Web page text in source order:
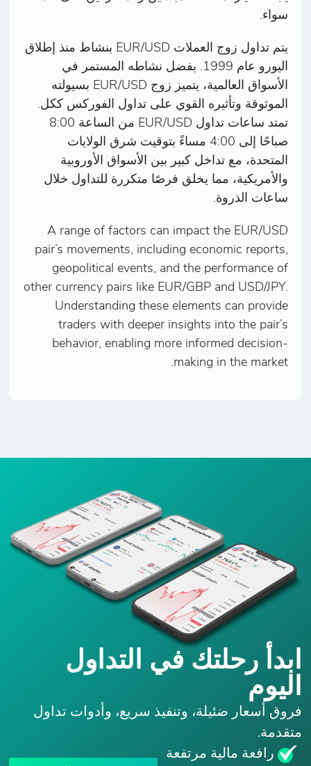
سواء.
يتم تداول زوج العملات EUR/USD بنشاط منذ إطلاق
اليورو عام 1999. بفضل نشاطه المستمر في
الأسواق العالمية، يتميز زوج EUR/USD بسيولته
الموثوقة وتأثيره القوي على تداول الفوركس ككل.
تمتد ساعات تداول EUR/USD من الساعة 8:00
صباحًا إلى 4:00 مساءً بتوقيت شرق الولايات
المتحدة، مع تداخل كبير بين الأسواق الأوروبية
والأمريكية، مما يخلق فرصًا متكررة للتداول خلال
ساعات الذروة.
A range of factors can impact the EUR/USD
pair’s movements, including economic reports,
geopolitical events, and the performance of
other currency pairs like EUR/GBP and USD/JPY.
Understanding these elements can provide
traders with deeper insights into the pair’s
behavior, enabling more informed decision-
making in the market.
ابدأ رحلتك في التداول
اليوم
فروق أسعار ضئيلة، وتنفيذ سريع، وأدوات تداول
متقدمة.
رافعة مالية مرتفعة